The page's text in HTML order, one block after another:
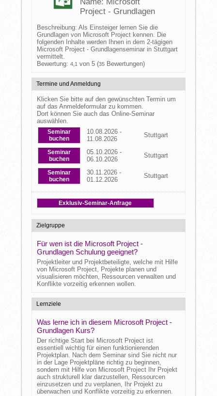
Project - Grundlagen
Beschreibung: Als Einsteiger lernen Sie die
Grundlagen von Microsoft Project kennen. Die
folgenden Inhalte werden Ihnen in dem 2-tägigen
Microsoft Project - Grundlagenseminar in Stuttgart
vermittelt.
Bewertung: 4,1von 5 (35Bewertungen)
Termine und Anmeldung
Klicken Sie bitte auf den gewünschten Termin um
auf das Anmeldeformular zu kommen.
Dort können Sie auch das Online-Seminar
auswählen.
Seminar
buchen
10.08.2026 -
11.08.2026
Stuttgart
Seminar
buchen
05.10.2026 -
06.10.2026
Stuttgart
Seminar
buchen
30.11.2026 -
01.12.2026
Stuttgart
Exklusiv-Seminar-Anfrage
Zielgruppe
Für wen ist die Microsoft Project -
Grundlagen Schulung geeignet?
Projektleiter und Projektbeteiligte, welche mit Hilfe
von Microsoft Project, Projekte planen und
visualisieren möchten, Ressourcen verwalten und
Konflikte vorzeitig erkennen wollen.
Lernziele
Was lerne ich in diesem Microsoft Project -
Grundlagen Kurs?
Der richtige Start bei Microsoft Project ist
essentiell wichtig für einen funktionierenden
Projektplan. Nach dem Seminar sind Sie nicht nur
in der Lage Projektpläne richtig zu beginnen,
sondern mit Hilfe von Microsoft Project Ihr Projekt
auch strukturell klar darzustellen, Ressourcen
einzusetzen und zu verplanen, Ihr Projekt zu
überwachen und Konflikte vorzeitig zu erkennen.